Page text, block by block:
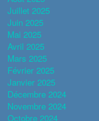
Juillet 2025
Juin 2025
Mai 2025
Avril 2025
Mars 2025
Février 2025
Janvier 2025
Décembre 2024
Novembre 2024
Octobre 2024